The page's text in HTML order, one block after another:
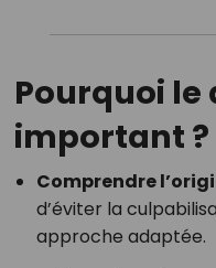
Pourquoi
important ?
Comprendre
d’éviter la
approche adaptée.